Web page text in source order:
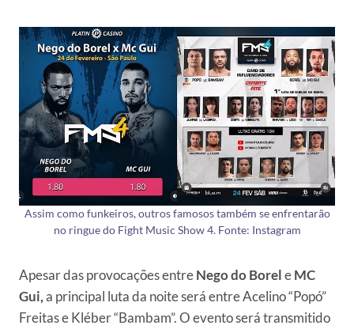
Assim como funkeiros, outros famosos também se enfrentarão
no ringue do Fight Music Show 4. Fonte: Instagram
Apesar das provocações entreNego do BoreleMC
Gui,a principal luta da noite será entre Acelino “Popó”
Freitas e Kléber “Bambam”. O evento será transmitido